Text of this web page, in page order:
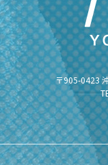
〒905-0423